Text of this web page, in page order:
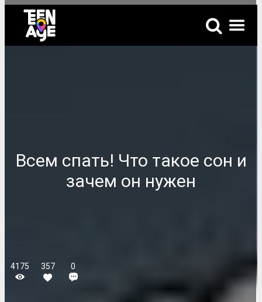
Всем спать! Что такое сон и
зачем он нужен
4175 357 0